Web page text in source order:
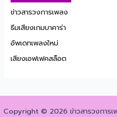
ข่าวสารวงการเพลง
ธีมเสียงเกมบาคาร่า
อัพเดทเพลงใหม่
เสียงเอฟเฟคสล็อต
Copyright © 2026 ข่าวสารวงการเ